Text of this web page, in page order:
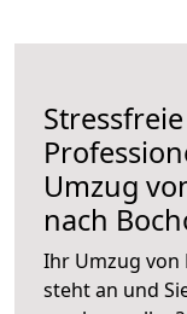
Umzug
nach
Ihr Umzug von
steht an und